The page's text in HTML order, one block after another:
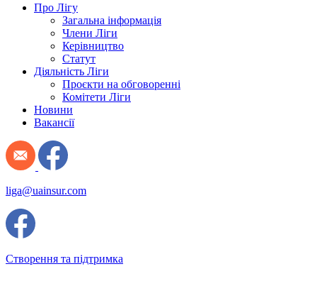
Про Лігу
Загальна інформація
Члени Ліги
Керівництво
Статут
Діяльність Ліги
Проєкти на обговоренні
Комітети Ліги
Новини
Вакансії
liga@uainsur.com
Створення та підтримка